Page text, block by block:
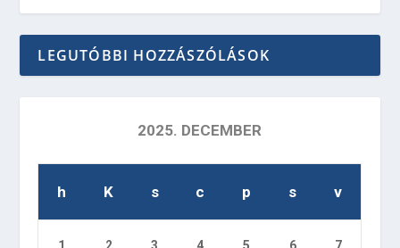
LEGUTÓBBI HOZZÁSZÓLÁSOK
2025. DECEMBER
h K s c p s v